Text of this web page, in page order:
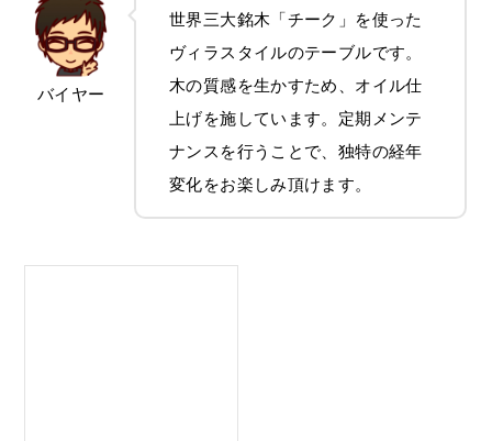
バイヤー
世界三大銘木「チーク」を使った
ヴィラスタイルのテーブルです。
木の質感を生かすため、オイル仕
上げを施しています。定期メンテ
ナンスを行うことで、独特の経年
変化をお楽しみ頂けます。